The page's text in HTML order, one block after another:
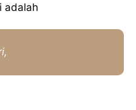
adalah